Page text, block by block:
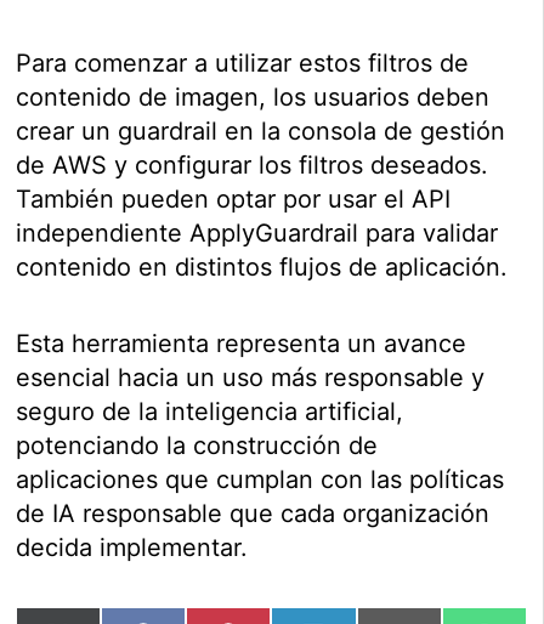
Para comenzar a utilizar estos filtros de
contenido de imagen, los usuarios deben
crear un guardrail en la consola de gestión
de AWS y configurar los filtros deseados.
También pueden optar por usar el API
independiente ApplyGuardrail para validar
contenido en distintos flujos de aplicación.
Esta herramienta representa un avance
esencial hacia un uso más responsable y
seguro de la inteligencia artificial,
potenciando la construcción de
aplicaciones que cumplan con las políticas
de IA responsable que cada organización
decida implementar.